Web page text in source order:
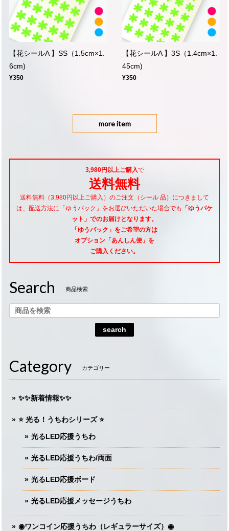
【花シールA 】SS（1.5cm×1.
6cm)
¥350
【花シールA 】3S（1.4cm×1.
45cm)
¥350
more item
3,980円以上ご購入で
送料無料
送料無料（3,980円以上ご購入）のご注文（シール 品）につきまして
は、配送方法に「ゆうパック」をお選びいただいた場合でも
「ゆうパケ
ット」でのお届けとなります。
「ゆうパック」をご希望の方は
オプション「あんしん便」 を
ご購入ください。
Search 商品検索
search
Category カテゴリー
✨✨新着情報✨✨
⭐️ 光る！うちわシリーズ ⭐️
光るLED応援うちわ
光るLED応援うちわ/両面
光るLED応援ボード
光るLED応援メッセージうちわ
◉ワンコイン応援うちわ（レギュラーサイズ）◉